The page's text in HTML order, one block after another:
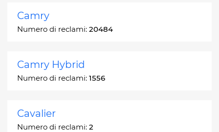
Camry
Numero di reclami: 20484
Camry Hybrid
Numero di reclami: 1556
Cavalier
Numero di reclami: 2